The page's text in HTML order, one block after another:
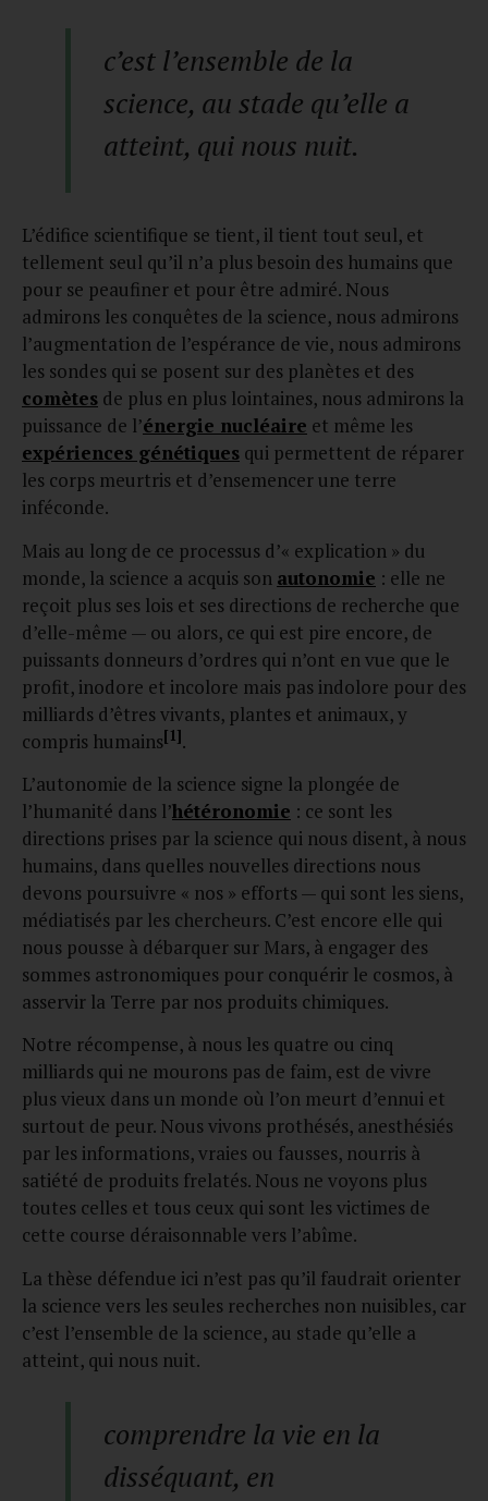
c’est l’ensemble de la
science, au stade qu’elle a
atteint, qui nous nuit.
L’édifice scientifique se tient, il tient tout seul, et
tellement seul qu’il n’a plus besoin des humains que
pour se peaufiner et pour être admiré. Nous
admirons les conquêtes de la science, nous admirons
l’augmentation de l’espérance de vie, nous admirons
les sondes qui se posent sur des planètes et des
comètes de plus en plus lointaines, nous admirons la
puissance de l’énergie nucléaire et même les
expériences génétiques qui permettent de réparer
les corps meurtris et d’ensemencer une terre
inféconde.
Mais au long de ce processus d’« explication » du
monde, la science a acquis son autonomie : elle ne
reçoit plus ses lois et ses directions de recherche que
d’elle-même — ou alors, ce qui est pire encore, de
puissants donneurs d’ordres qui n’ont en vue que le
profit, inodore et incolore mais pas indolore pour des
milliards d’êtres vivants, plantes et animaux, y
compris humains[1].
L’autonomie de la science signe la plongée de
l’humanité dans l’hétéronomie : ce sont les
directions prises par la science qui nous disent, à nous
humains, dans quelles nouvelles directions nous
devons poursuivre « nos » efforts — qui sont les siens,
médiatisés par les chercheurs. C’est encore elle qui
nous pousse à débarquer sur Mars, à engager des
sommes astronomiques pour conquérir le cosmos, à
asservir la Terre par nos produits chimiques.
Notre récompense, à nous les quatre ou cinq
milliards qui ne mourons pas de faim, est de vivre
plus vieux dans un monde où l’on meurt d’ennui et
surtout de peur. Nous vivons prothésés, anesthésiés
par les informations, vraies ou fausses, nourris à
satiété de produits frelatés. Nous ne voyons plus
toutes celles et tous ceux qui sont les victimes de
cette course déraisonnable vers l’abîme.
La thèse défendue ici n’est pas qu’il faudrait orienter
la science vers les seules recherches non nuisibles, car
c’est l’ensemble de la science, au stade qu’elle a
atteint, qui nous nuit.
comprendre la vie en la
disséquant, en